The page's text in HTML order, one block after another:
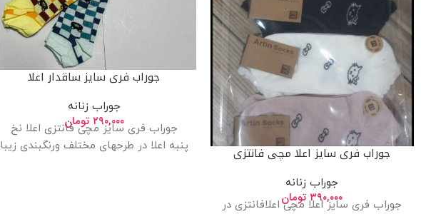
جوراب فری سایز اعلا مچی فانتزی
جوراب زنانه
۳۹۰,۰۰۰ تومان
جوراب فری سایز اعلا مچی اعلافانتزی در
جوراب فری سایز ساقدار اعلا
جوراب زنانه
۲۹۰,۰۰۰ تومان
جوراب فری سایز مچی فانتزی اعلا نخ
پنبه اعلا در طرحهای مختلف ورنگبندی زیبا